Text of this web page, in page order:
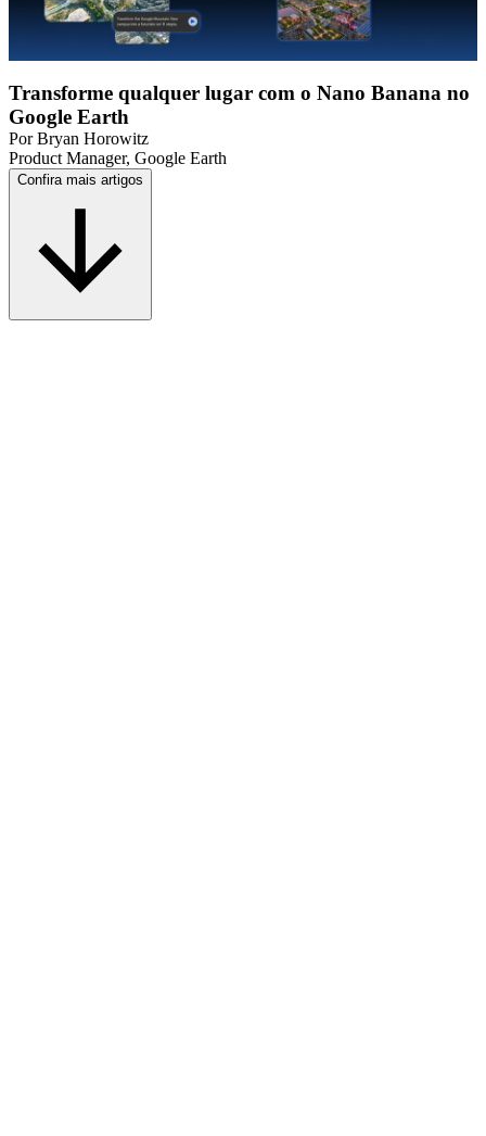
Transforme qualquer lugar com o Nano Banana no
Google Earth
Por Bryan Horowitz
Product Manager, Google Earth
Confira mais artigos